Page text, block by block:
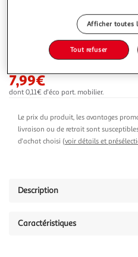
Multishop
7,99€
dont 0,11€ d'éco part. mobilier.
Le prix du produit, les avantages
livraison ou de retrait sont
d'achat choisi (voir détails et
Description
Caractéristiques
Afficher toutes
Tout refuser